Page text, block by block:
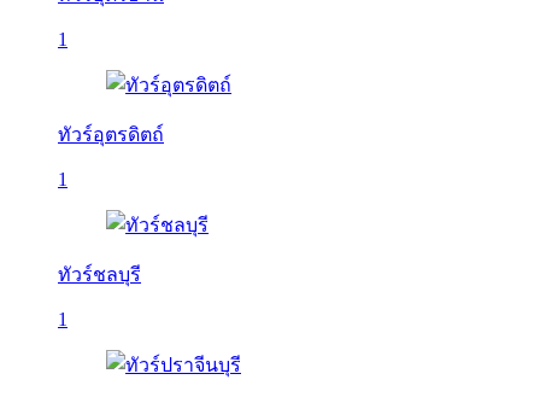
1
ทัวร์อุตรดิตถ์
1
ทัวร์ชลบุรี
1